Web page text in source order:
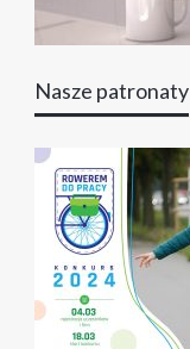
Nasze patronaty